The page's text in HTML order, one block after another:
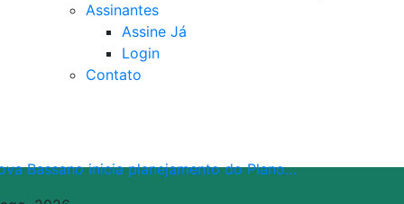
Assinantes
Assine Já
Login
Contato
Bassano inicia planejamento do Plano…